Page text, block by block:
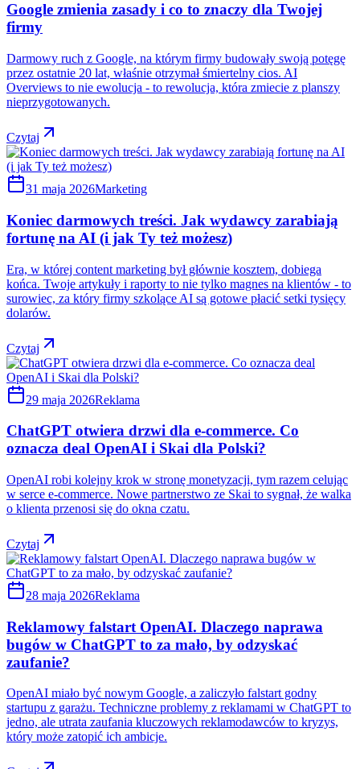
Google zmienia zasady i co to znaczy dla Twojej
firmy
Darmowy ruch z Google, na którym firmy budowały swoją potęgę
przez ostatnie 20 lat, właśnie otrzymał śmiertelny cios. AI
Overviews to nie ewolucja - to rewolucja, która zmiecie z planszy
nieprzygotowanych.
Czytaj
31 maja 2026Marketing
Koniec darmowych treści. Jak wydawcy zarabiają
fortunę na AI (i jak Ty też możesz)
Era, w której content marketing był głównie kosztem, dobiega
końca. Twoje artykuły i raporty to nie tylko magnes na klientów - to
surowiec, za który firmy szkolące AI są gotowe płacić setki tysięcy
dolarów.
Czytaj
29 maja 2026Reklama
ChatGPT otwiera drzwi dla e-commerce. Co
oznacza deal OpenAI i Skai dla Polski?
OpenAI robi kolejny krok w stronę monetyzacji, tym razem celując
w serce e-commerce. Nowe partnerstwo ze Skai to sygnał, że walka
o klienta przenosi się do okna czatu.
Czytaj
28 maja 2026Reklama
Reklamowy falstart OpenAI. Dlaczego naprawa
bugów w ChatGPT to za mało, by odzyskać
zaufanie?
OpenAI miało być nowym Google, a zaliczyło falstart godny
startupu z garażu. Techniczne problemy z reklamami w ChatGPT to
jedno, ale utrata zaufania kluczowych reklamodawców to kryzys,
który może zatopić ich ambicje.